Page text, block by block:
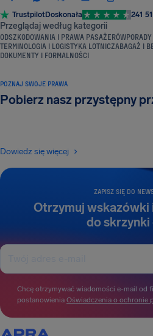
TrustpilotDoskonała 241
Przeglądaj według kategorii
ODSZKODOWANIA I PRAWA PASAŻERÓW
TERMINOLOGIA I LOGISTYKA LOTNICZABAGAŻ I
DOKUMENTY I FORMALNOŚCI
ZAPISZ SIĘ DO
Otrzymuj
do skrzynki
Chcę otrzymywać wiadomości e-mail od
postanowienia Oświadczenia o ochronie
POZNAJ SWOJE PRAWA
Pobierz nasz przystępny
Dowiedz się więcej